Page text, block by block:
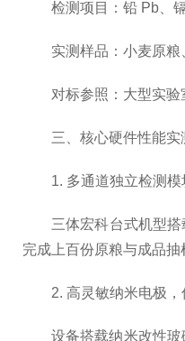
检测项目：铅 Pb、镉
实测样品：小麦原粮
对标参照：大型实验
三、核心硬件性能实
1. 多通道独立检测模
三体宏科台式机型搭载
完成上百份原粮与成品
2. 高灵敏纳米电极，
设备搭载纳米改性玻碳